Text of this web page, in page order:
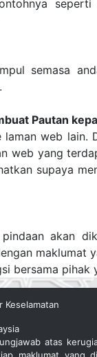
semasa
Pautan
web
web yang
supaya
akan
bersama pihak
Keselamatan
atas